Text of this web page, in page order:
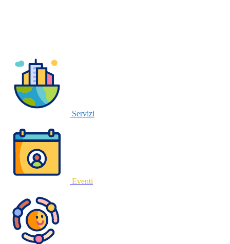
Servizi
Eventi